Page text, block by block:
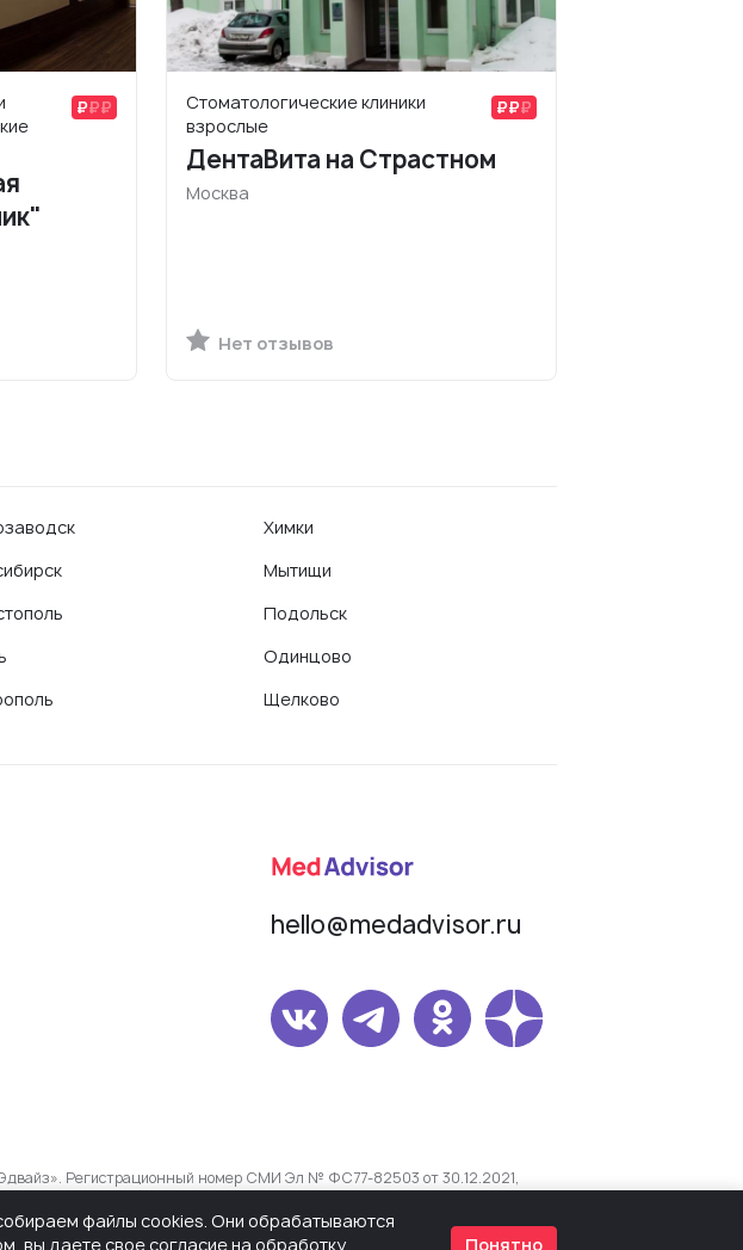
Стоматологические клиники
взрослые
ДентаВита на Страстном
Москва
Нет отзывов
Химки
Мытищи
Подольск
Одинцово
Щелково
hello@medadvisor.ru
Регистрационный номер СМИ Эл № ФС77-82503 от 30.12.2021,
файлы cookies. Они обрабатываются
вы даете свое согласие на обработку Понятно